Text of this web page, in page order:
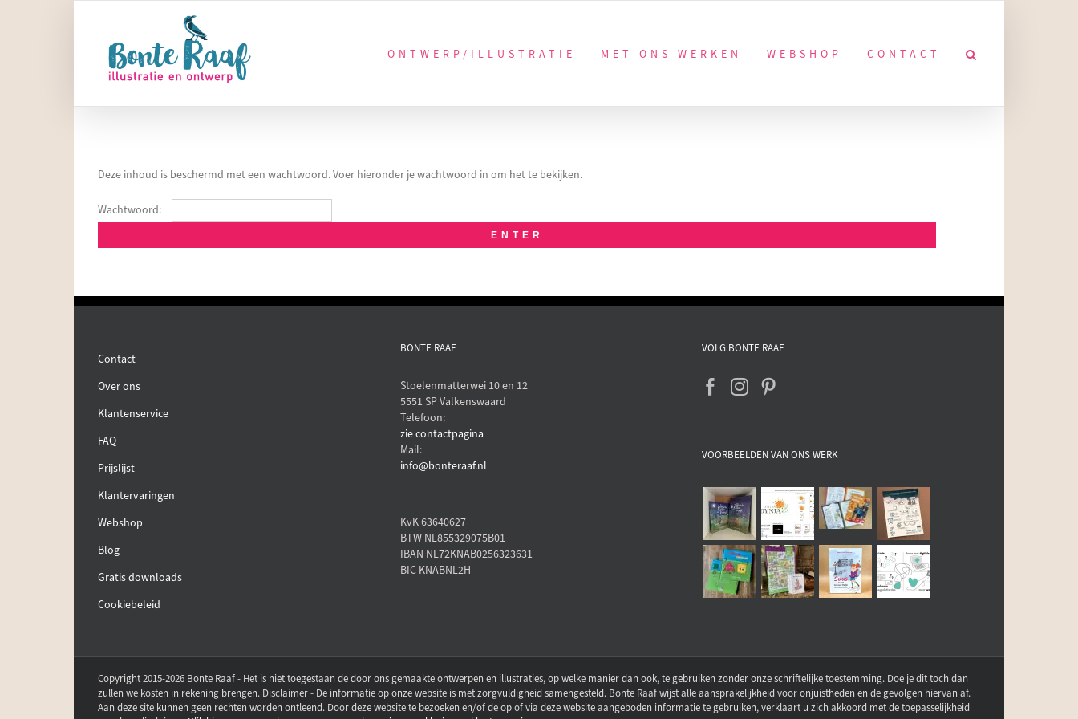
ONTWERP/ILLUSTRATIE
MET ONS WERKEN WEBSHOP CONTACT
Deze inhoud is beschermd met een wachtwoord. Voer hieronder je wachtwoord in om het te bekijken.
Wachtwoord:
Contact
Over ons
Klantenservice
FAQ
Prijslijst
Klantervaringen
Webshop
Blog
Gratis downloads
Cookiebeleid
BONTE RAAF
Stoelenmatterwei 10 en 12
5551 SP Valkenswaard
Telefoon:
zie contactpagina
Mail:
info@bonteraaf.nl
KvK 63640627
BTW NL855329075B01
IBAN NL72KNAB0256323631
BIC KNABNL2H
VOLG BONTE RAAF
VOORBEELDEN VAN ONS WERK
Copyright 2015-2026 Bonte Raaf - Het is niet toegestaan de door ons gemaakte ontwerpen en illustraties, op welke manier dan ook, te gebruiken zonder onze schriftelijke toestemming. Doe je dit toch dan
zullen we kosten in rekening brengen. Disclaimer - De informatie op onze website is met zorgvuldigheid samengesteld. Bonte Raaf wijst alle aansprakelijkheid voor onjuistheden en de gevolgen hiervan af.
Aan deze site kunnen geen rechten worden ontleend. Door deze website te bezoeken en/of de op of via deze website aangeboden informatie te gebruiken, verklaart u zich akkoord met de toepasselijkheid